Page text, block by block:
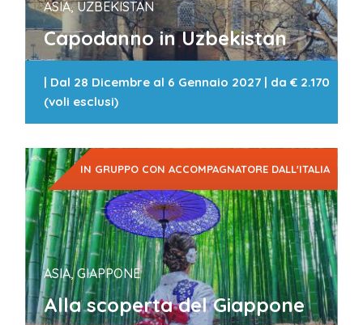
ASIA, UZBEKISTAN
Capodanno in Uzbekistan
| Dal 28 Dicembre al 6 Gennaio 2027 | da€ 2.170
(voli esclusi)
IN GRUPPO CON ACCOMPAGNATORE DALL'ITALIA
ASIA, GIAPPONE
Alla scoperta del Giappone